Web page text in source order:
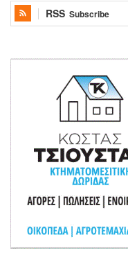
RSS Subscribe